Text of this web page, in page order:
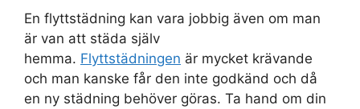
En flyttstädning kan vara jobbig även om man
är van att städa själv
hemma. Flyttstädningen är mycket krävande
och man kanske får den inte godkänd och då
en ny städning behöver göras. Ta hand om din